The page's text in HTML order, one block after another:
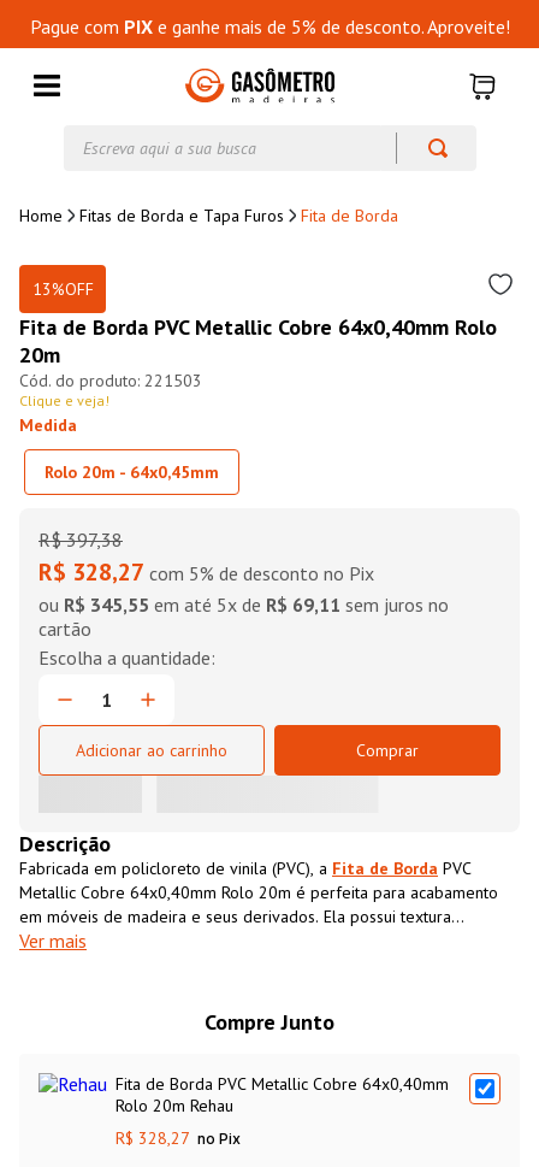
Pague com PIXe ganhe mais de 5% de desconto. Aproveite!
Fitas de Borda e Tapa Furos Fita de Borda
13%OFF
Fita de Borda PVC Metallic Cobre 64x0,40mm Rolo
20m
221503
Clique e veja!
Medida
Rolo 20m - 64x0,45mm
R$ 397,38
R$ 328,27 com 5% de desconto no Pix
ou R$ 345,55 em até 5x de R$ 69,11 sem juros no
cartão
Adicionar ao carrinho Comprar
Descrição
Fabricada em policloreto de vinila (PVC), a Fita de Borda PVC
Metallic Cobre 64x0,40mm Rolo 20m é perfeita para acabamento
em móveis de madeira e seus derivados. Ela possui textura
impressa semelhante ao MDF, que além de conferir acabamento
Ver mais
Compre Junto
Fita de Borda PVC Metallic Cobre 64x0,40mm
Rolo 20m Rehau
R$ 328,27 no Pix